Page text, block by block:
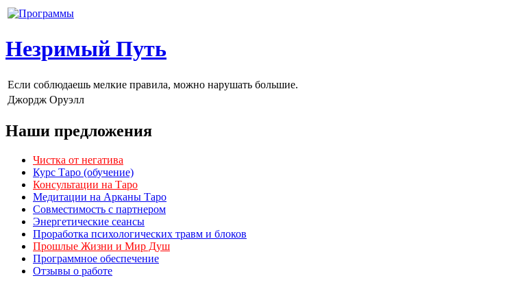
Незримый Путь
Если соблюдаешь мелкие правила, можно нарушать большие.
Джордж Оруэлл
Наши предложения
Чистка от негатива
Курс Таро (обучение)
Консультации на Таро
Медитации на Арканы Таро
Совместимость с партнером
Энергетические сеансы
Проработка психологических травм и блоков
Прошлые Жизни и Мир Душ
Программное обеспечение
Отзывы о работе